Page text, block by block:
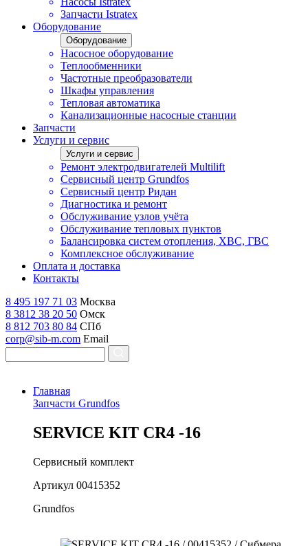
Запчасти Istratex
Оборудование
Оборудование
Насосное оборудование
Теплообменники
Частотные преобразователи
Шкафы управления
Тепловая автоматика
Канализационные насосные станции
Запчасти
Услуги и сервис
Услуги и сервис
Ремонт электродвигателей Multilift
Сервисный центр Grundfos
Сервисный центр Ридан
Диагностика и ремонт
Обслуживание узлов учёта
Обслуживание тепловых пунктов
Балансировка систем отопления, ХВС, ГВС
Комплексное обслуживание
Оплата и доставка
Контакты
8 495 197 71 03 Москва
8 3812 38 20 50 Омск
8 812 703 80 84 СПб
corp@sib-m.com Email
Главная
Запчасти Grundfos
SERVICE KIT CR4 -16
Сервисный комплект
Артикул 00415352
Grundfos